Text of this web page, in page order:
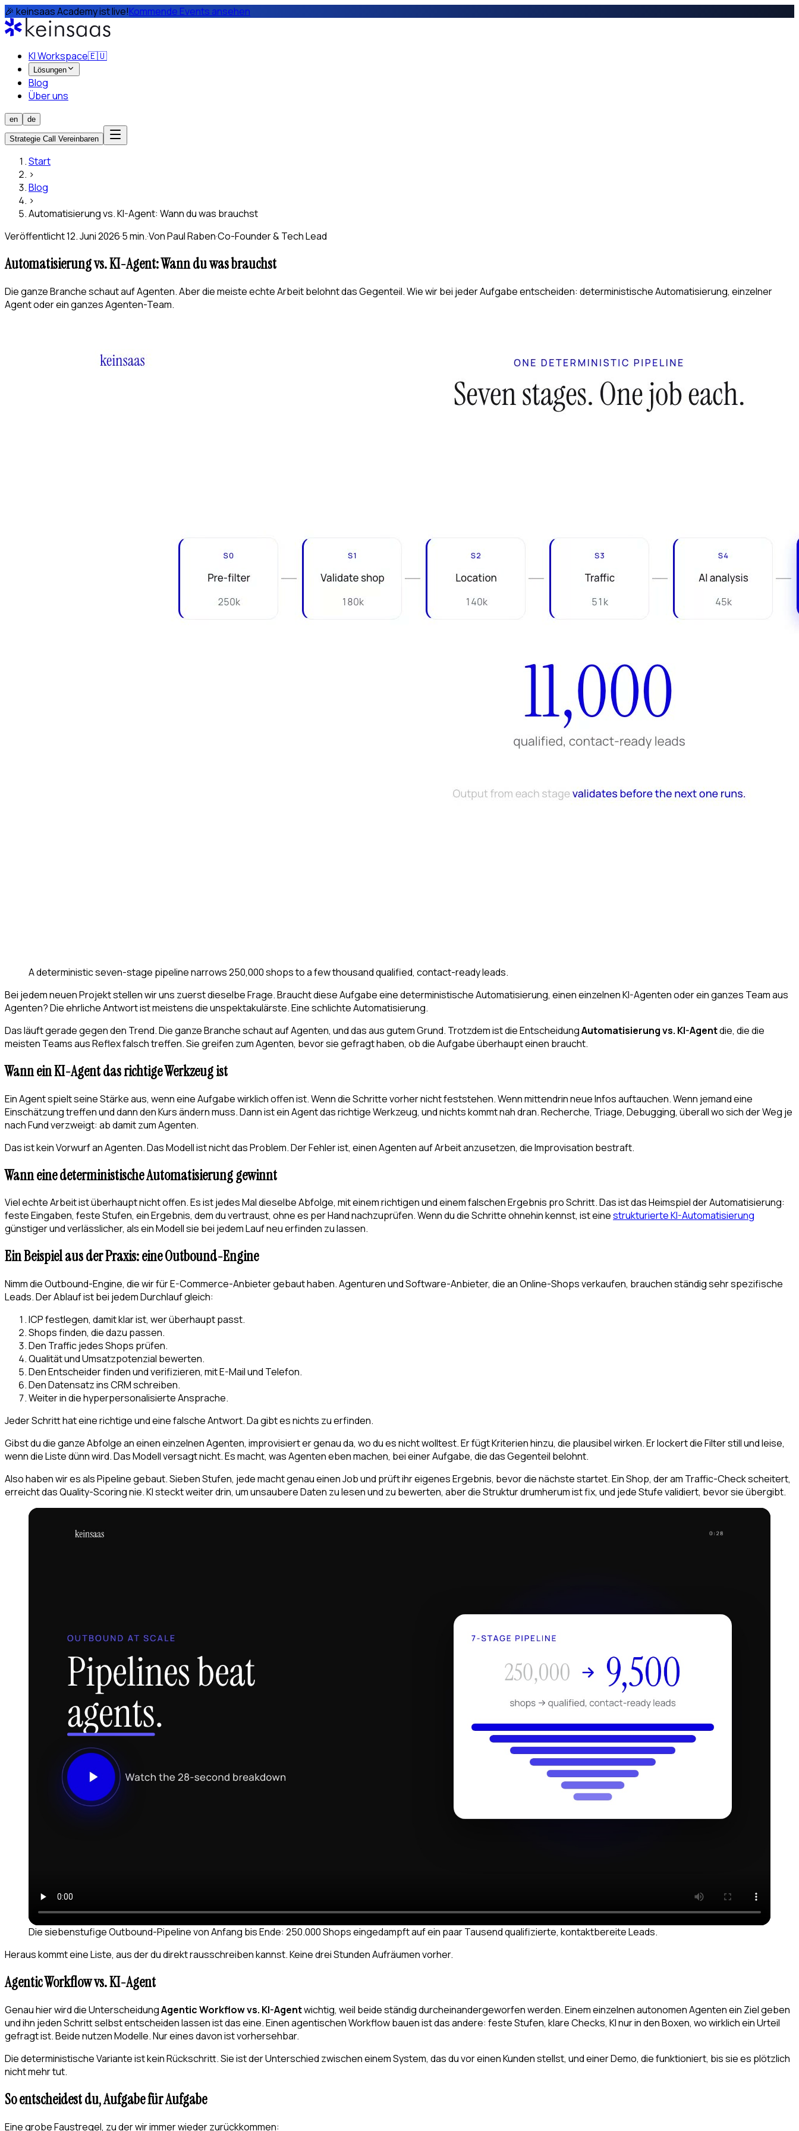
🎉 keinsaas Academy ist live!Kommende Events ansehen
KI Workspace🇪🇺
Lösungen
Blog
Über uns
en de
Strategie Call Vereinbaren
Start
›
Blog
›
Automatisierung vs. KI-Agent: Wann du was brauchst
Veröffentlicht12. Juni 2026·5 min.·VonPaul Raben·Co-Founder & Tech Lead
Automatisierung vs. KI-Agent: Wann du was brauchst
Die ganze Branche schaut auf Agenten. Aber die meiste echte Arbeit belohnt das Gegenteil. Wie wir bei jeder Aufgabe entscheiden: deterministische Automatisierung, einzelner
Agent oder ein ganzes Agenten-Team.
A deterministic seven-stage pipeline narrows 250,000 shops to a few thousand qualified, contact-ready leads.
Bei jedem neuen Projekt stellen wir uns zuerst dieselbe Frage. Braucht diese Aufgabe eine deterministische Automatisierung, einen einzelnen KI-Agenten oder ein ganzes Team aus
Agenten? Die ehrliche Antwort ist meistens die unspektakulärste. Eine schlichte Automatisierung.
Das läuft gerade gegen den Trend. Die ganze Branche schaut auf Agenten, und das aus gutem Grund. Trotzdem ist die EntscheidungAutomatisierung vs. KI-Agentdie, die die
meisten Teams aus Reflex falsch treffen. Sie greifen zum Agenten, bevor sie gefragt haben, ob die Aufgabe überhaupt einen braucht.
Wann ein KI-Agent das richtige Werkzeug ist
Ein Agent spielt seine Stärke aus, wenn eine Aufgabe wirklich offen ist. Wenn die Schritte vorher nicht feststehen. Wenn mittendrin neue Infos auftauchen. Wenn jemand eine
Einschätzung treffen und dann den Kurs ändern muss. Dann ist ein Agent das richtige Werkzeug, und nichts kommt nah dran. Recherche, Triage, Debugging, überall wo sich der Weg je
nach Fund verzweigt: ab damit zum Agenten.
Das ist kein Vorwurf an Agenten. Das Modell ist nicht das Problem. Der Fehler ist, einen Agenten auf Arbeit anzusetzen, die Improvisation bestraft.
Wann eine deterministische Automatisierung gewinnt
Viel echte Arbeit ist überhaupt nicht offen. Es ist jedes Mal dieselbe Abfolge, mit einem richtigen und einem falschen Ergebnis pro Schritt. Das ist das Heimspiel der Automatisierung:
feste Eingaben, feste Stufen, ein Ergebnis, dem du vertraust, ohne es per Hand nachzuprüfen. Wenn du die Schritte ohnehin kennst, ist einestrukturierte KI-Automatisierung
günstiger und verlässlicher, als ein Modell sie bei jedem Lauf neu erfinden zu lassen.
Ein Beispiel aus der Praxis: eine Outbound-Engine
Nimm die Outbound-Engine, die wir für E-Commerce-Anbieter gebaut haben. Agenturen und Software-Anbieter, die an Online-Shops verkaufen, brauchen ständig sehr spezifische
Leads. Der Ablauf ist bei jedem Durchlauf gleich:
ICP festlegen, damit klar ist, wer überhaupt passt.
Shops finden, die dazu passen.
Den Traffic jedes Shops prüfen.
Qualität und Umsatzpotenzial bewerten.
Den Entscheider finden und verifizieren, mit E-Mail und Telefon.
Den Datensatz ins CRM schreiben.
Weiter in die hyperpersonalisierte Ansprache.
Jeder Schritt hat eine richtige und eine falsche Antwort. Da gibt es nichts zu erfinden.
Gibst du die ganze Abfolge an einen einzelnen Agenten, improvisiert er genau da, wo du es nicht wolltest. Er fügt Kriterien hinzu, die plausibel wirken. Er lockert die Filter still und leise,
wenn die Liste dünn wird. Das Modell versagt nicht. Es macht, was Agenten eben machen, bei einer Aufgabe, die das Gegenteil belohnt.
Also haben wir es als Pipeline gebaut. Sieben Stufen, jede macht genau einen Job und prüft ihr eigenes Ergebnis, bevor die nächste startet. Ein Shop, der am Traffic-Check scheitert,
erreicht das Quality-Scoring nie. KI steckt weiter drin, um unsaubere Daten zu lesen und zu bewerten, aber die Struktur drumherum ist fix, und jede Stufe validiert, bevor sie übergibt.
Die siebenstufige Outbound-Pipeline von Anfang bis Ende: 250.000 Shops eingedampft auf ein paar Tausend qualifizierte, kontaktbereite Leads.
Heraus kommt eine Liste, aus der du direkt rausschreiben kannst. Keine drei Stunden Aufräumen vorher.
Agentic Workflow vs. KI-Agent
Genau hier wird die UnterscheidungAgentic Workflow vs. KI-Agentwichtig, weil beide ständig durcheinandergeworfen werden. Einem einzelnen autonomen Agenten ein Ziel geben
und ihn jeden Schritt selbst entscheiden lassen ist das eine. Einen agentischen Workflow bauen ist das andere: feste Stufen, klare Checks, KI nur in den Boxen, wo wirklich ein Urteil
gefragt ist. Beide nutzen Modelle. Nur eines davon ist vorhersehbar.
Die deterministische Variante ist kein Rückschritt. Sie ist der Unterschied zwischen einem System, das du vor einen Kunden stellst, und einer Demo, die funktioniert, bis sie es plötzlich
nicht mehr tut.
So entscheidest du, Aufgabe für Aufgabe
Eine grobe Faustregel, zu der wir immer wieder zurückkommen: